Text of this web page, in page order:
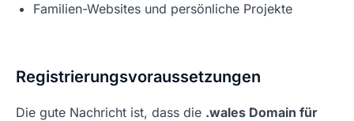
Familien-Websites und persönliche Projekte
Registrierungsvoraussetzungen
Die gute Nachricht ist, dass die .wales Domain für